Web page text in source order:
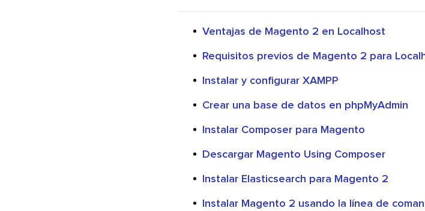
Ventajas de Magento 2 en Localhost
Requisitos previos de Magento 2 para
Instalar y configurar XAMPP
Crear una base de datos en phpMyAdmin
Instalar Composer para Magento
Descargar Magento Using Composer
Instalar Elasticsearch para Magento 2
Instalar Magento 2 usando la línea de